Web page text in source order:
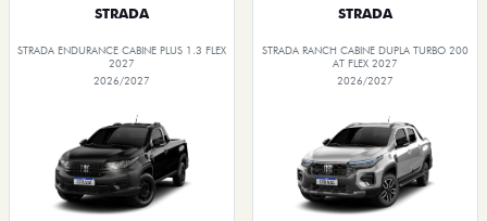
STRADA
STRADA ENDURANCE CABINE PLUS 1.3 FLEX
2027
2026/2027
STRADA
STRADA RANCH CABINE DUPLA TURBO 200
AT FLEX 2027
2026/2027